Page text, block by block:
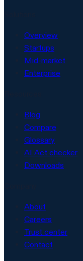
Overview
Startups
Mid-market
Enterprise
Blog
Compare
Glossary
AI Act checker
Downloads
About
Careers
Trust center
Contact